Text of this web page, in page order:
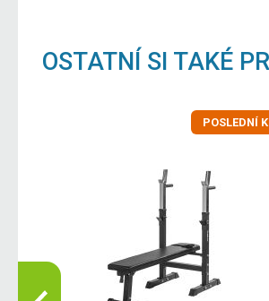
OSTATNÍ SI TAKÉ
POSLEDNÍ